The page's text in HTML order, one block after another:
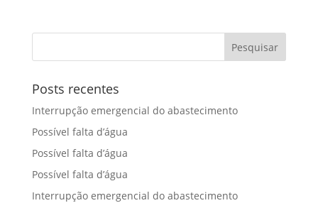
Posts recentes
Interrupção emergencial do abastecimento
Possível falta d’água
Possível falta d’água
Possível falta d’água
Interrupção emergencial do abastecimento